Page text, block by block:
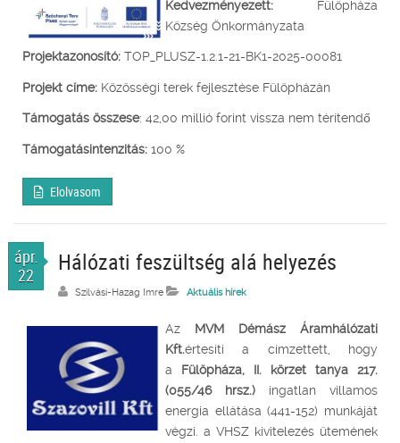
Kedvezményezett: Fülöpháza
Község Önkormányzata
Projektazonosító: TOP_PLUSZ-1.2.1-21-BK1-2025-00081
Projekt címe: Közösségi terek fejlesztése Fülöpházán
Támogatás összese: 42,00 millió forint vissza nem térítendő
Támogatásintenzitás: 100 %
Elolvasom
ápr.
22
Hálózati feszültség alá helyezés
Szilvási-Hazag Imre Aktuális hírek
Az MVM Démász Áramhálózati
Kft.értesíti a címzettett, hogy
a Fülöpháza, II. körzet tanya 217.
(055/46 hrsz.) ingatlan villamos
energia ellátása (441-152) munkáját
végzi. a VHSZ kivitelezés ütemének